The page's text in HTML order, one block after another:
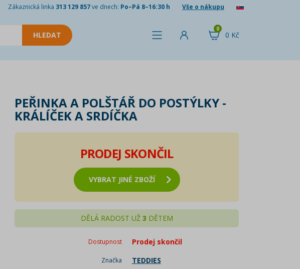
Zákaznická linka 313 129 857ve dnech: Po–Pá 8–16:30 h Vše o nákupu
0 Kč
0
PEŘINKA A POLŠTÁŘ DO POSTÝLKY -
KRÁLÍČEK A SRDÍČKA
PRODEJ SKONČIL
VYBRAT JINÉ ZBOŽÍ
DĚLÁ RADOST UŽ 3 DĚTEM
Dostupnost Prodej skončil
Značka TEDDIES